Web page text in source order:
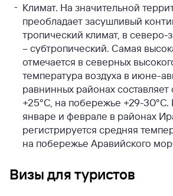
Климат. На значительной
преобладает засушливый
тропический климат, в северо-
– субтропический. Самая
отмечается в северных
температура воздуха в июне-
равнинных районах составляет
+25°С, на побережье +29-30°С.
январе и феврале в районах
регистрируется средняя
на побережье Аравийского
Визы для туристов